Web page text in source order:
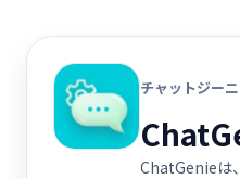
チャットジー
ChatGenieは